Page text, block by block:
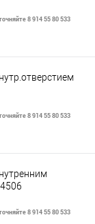
8 914 55 80 533
8 914 55 80 533
8 914 55 80 533